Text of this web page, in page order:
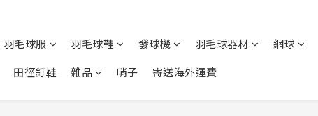
羽毛球服 羽毛球鞋 發球機 羽毛球器材 網球
田徑釘鞋
雜品 哨子 寄送海外運費